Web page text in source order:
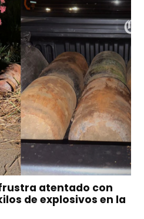
atentado con
de explosivos en la